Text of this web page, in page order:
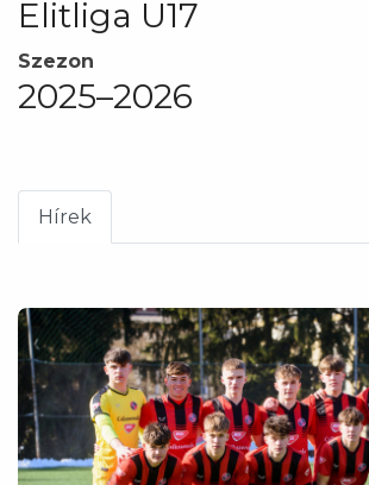
Elitliga U17
Szezon
2025–2026
Hírek